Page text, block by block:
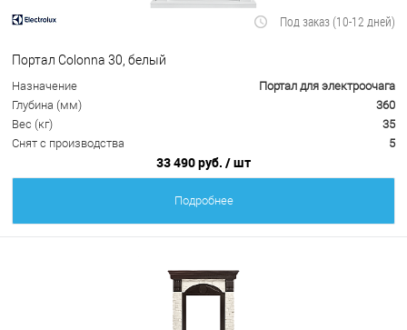
Под заказ (10-12 дней)
Портал Colonna 30, белый
Назначение
Портал для электроочага
Глубина (мм)
360
Вес (кг)
35
Снят с производства
5
33 490 руб. / шт
Подробнее